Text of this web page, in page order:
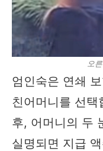
오
엄인숙은 연쇄
친어머니를 선
후, 어머니의 두
실명되면 지급